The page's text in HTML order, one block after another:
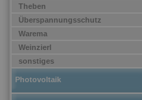
Theben
Überspannungsschutz
Warema
Weinzierl
sonstiges
Photovoltaik